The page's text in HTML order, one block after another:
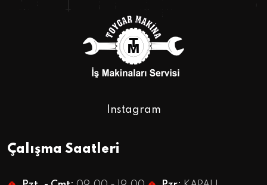
Instagram
Çalışma Saatleri